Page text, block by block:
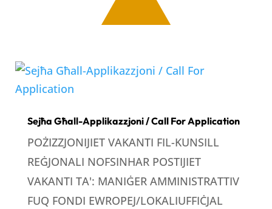
Sejħa Għall-Applikazzjoni / Call For Application
POŻIZZJONIJIET VAKANTI FIL-KUNSILL
REĠJONALI NOFSINHAR POSTIJIET
VAKANTI TA': MANIĠER AMMINISTRATTIV
FUQ FONDI EWROPEJ/LOKALIUFFIĊJAL